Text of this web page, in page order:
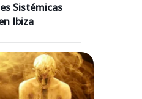
Sistémicas
Ibiza